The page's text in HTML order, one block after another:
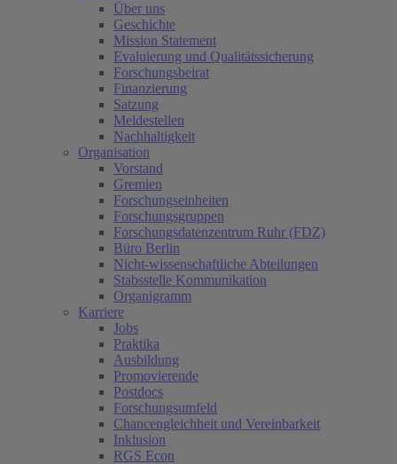
Über uns
Geschichte
Mission Statement
Evaluierung und Qualitätssicherung
Forschungsbeirat
Finanzierung
Satzung
Meldestellen
Nachhaltigkeit
Organisation
Vorstand
Gremien
Forschungseinheiten
Forschungsgruppen
Forschungsdatenzentrum Ruhr (FDZ)
Büro Berlin
Nicht-wissenschaftliche Abteilungen
Stabsstelle Kommunikation
Organigramm
Karriere
Jobs
Praktika
Ausbildung
Promovierende
Postdocs
Forschungsumfeld
Chancengleichheit und Vereinbarkeit
Inklusion
RGS Econ